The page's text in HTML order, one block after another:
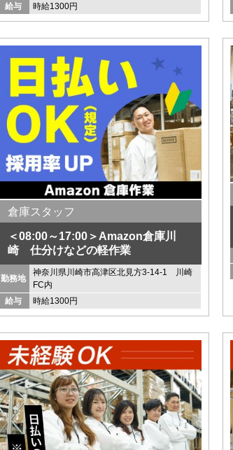
給与
時給1300円
倉庫スタッフ
＜08:00～17:00＞Amazon倉庫川
崎 仕分けなどの軽作業
勤務地
神奈川県川崎市高津区北見方3-14-1 川崎
FC内
給与
時給1300円